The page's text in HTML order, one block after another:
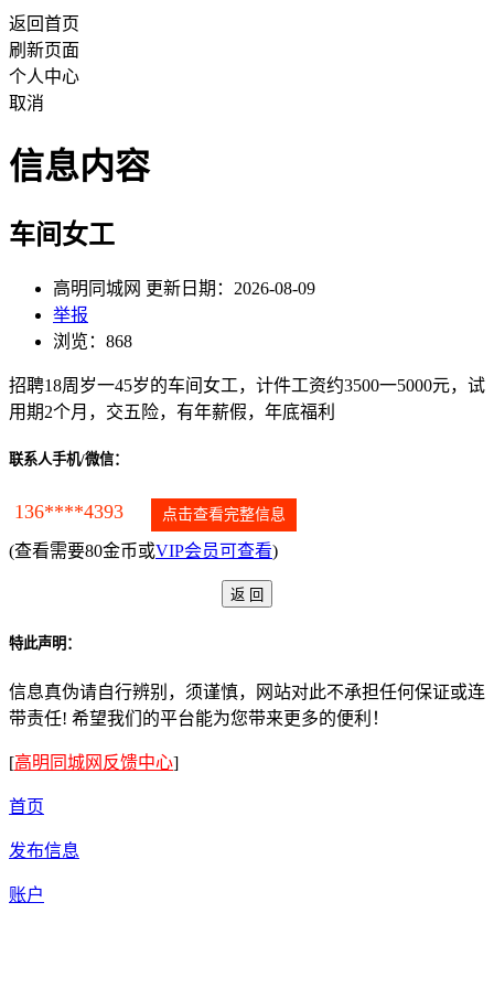
返回首页
刷新页面
个人中心
取消
信息内容
车间女工
高明同城网 更新日期：2026-08-09
举报
浏览：868
招聘18周岁一45岁的车间女工，计件工资约3500一5000元，试
用期2个月，交五险，有年薪假，年底福利
联系人手机/微信：
136****4393 点击查看完整信息
(查看需要80金币或VIP会员可查看)
特此声明：
信息真伪请自行辨别，须谨慎，网站对此不承担任何保证或连
带责任! 希望我们的平台能为您带来更多的便利！
[高明同城网反馈中心]
首页
发布信息
账户